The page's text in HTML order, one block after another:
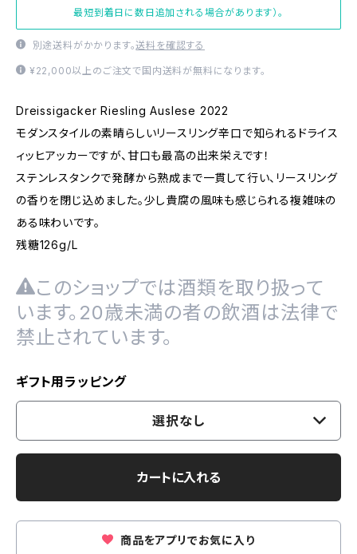
最短到着日に数日追加される場合があります）。
別途送料がかかります。送料を確認する
¥22,000以上のご注文で国内送料が無料になります。
Dreissigacker Riesling Auslese 2022
モダンスタイルの素晴らしいリースリング辛口で知られるドライス
ィッヒアッカーですが、甘口も最高の出来栄えです！
ステンレスタンクで発酵から熟成まで一貫して行い、リースリング
の香りを閉じ込めました。少し貴腐の風味も感じられる複雑味の
ある味わいです。
残糖126g/L
このショップでは酒類を取り扱って
います。20歳未満の者の飲酒は法律で
禁止されています。
ギフト用ラッピング
選択なし
カートに入れる
商品をアプリでお気に入り